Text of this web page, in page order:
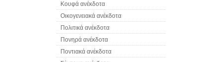
Κουφά ανέκδοτα
Οικογενειακά ανέκδοτα
Πολιτικά ανέκδοτα
Πονηρά ανέκδοτα
Ποντιακά ανέκδοτα